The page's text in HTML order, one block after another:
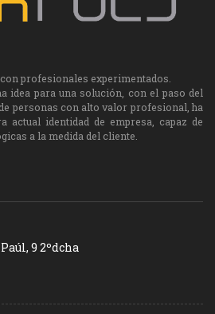
profesionales experimentados.
idea para una solución, con el paso del
personas con alto valor profesional, ha
actual identidad de empresa, capaz de
a la medida del cliente.
9 2ºdcha